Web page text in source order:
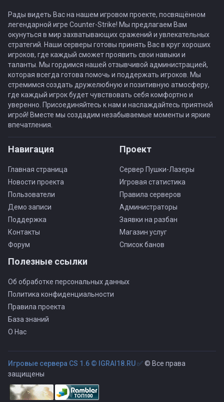
Рады видеть Вас на нашем игровом проекте, посвящённом
легендарной игре Counter-Strike! Мы предлагаем Вам
окунуться в мир захватывающих сражений и увлекательных
стратегий. Наши серверы готовы принять Вас в круг хороших
игроков, где каждый сможет проявить свои навыки и
таланты. Мы гордимся нашей отзывчивой администрацией,
которая всегда готова помочь и поддержать игроков. Мы
стремимся создать дружелюбную и позитивную атмосферу,
где каждый игрок будет чувствовать себя комфортно и
уверенно. Присоединяйтесь к нам и наслаждайтесь приятной
игрой! Вместе мы создадим незабываемые моменты и яркие
впечатления.
Навигация
Главная страница
Новости проекта
Пользователи
Демо записи
Поддержка
Контакты
Форум
Проект
Сервер Пушки-Лазеры
Игровая статистика
Правила серверов
Администраторы
Заявки на разбан
Магазин услуг
Список банов
Полезные ссылки
Об обработке персональных данных
Политика конфиденциальности
Правила проекта
База знаний
О Нас
Игровые сервера CS 1.6 © IGRAI18.RU ✅© Все права
защищены